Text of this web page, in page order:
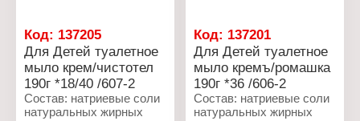
Тип товара: Мыло
Назначение: туалетное
Линейка: Для Дамъ и
Господъ
Название: "Парфюмъ и
масло"
Вес: 190 г
Линейка: Для Детей
Название: "Кремъ и
череда"
Вес: 190 г
Код: 137205
Для Детей туалетное
мыло крем/чистотел
190г *18/40 /607-2
Состав: натриевые соли
натуральных жирных
Код: 137201
Для Детей туалетное
мыло кремъ/ромашка
190г *36 /606-2
Состав: натриевые соли
натуральных жирных